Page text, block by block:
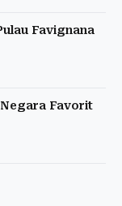
Favignana
Favorit